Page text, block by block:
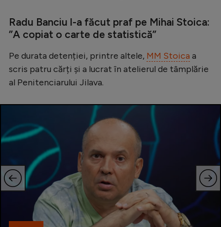
Radu Banciu l-a făcut praf pe Mihai Stoica:
”A copiat o carte de statistică”
Pe durata detenției, printre altele, MM Stoica a
scris patru cărți și a lucrat în atelierul de tâmplărie
al Penitenciarului Jilava.